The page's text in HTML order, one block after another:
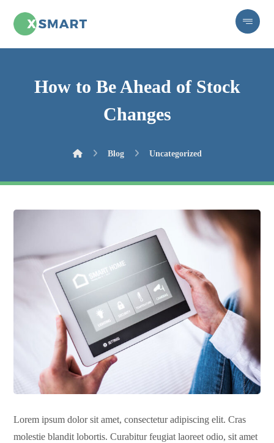
How to Be Ahead of Stock
Changes
Blog Uncategorized
Lorem ipsum dolor sit amet, consectetur adipiscing elit. Cras
molestie blandit lobortis. Curabitur feugiat laoreet odio, sit amet